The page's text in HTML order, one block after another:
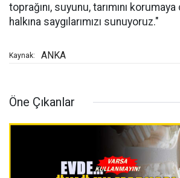
toprağını, suyunu, tarımını
halkına saygılarımızı sunuyoruz."
Kaynak: ANKA
Öne Çıkanlar